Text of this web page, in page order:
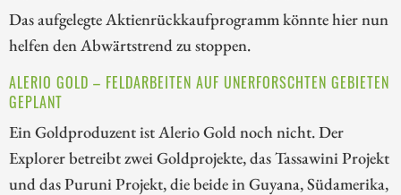
Das aufgelegte Aktienrückkaufprogramm könnte hier nun
helfen den Abwärtstrend zu stoppen.
ALERIO GOLD – FELDARBEITEN AUF UNERFORSCHTEN GEBIETEN
GEPLANT
Ein Goldproduzent ist Alerio Gold noch nicht. Der
Explorer betreibt zwei Goldprojekte, das Tassawini Projekt
und das Puruni Projekt, die beide in Guyana, Südamerika,